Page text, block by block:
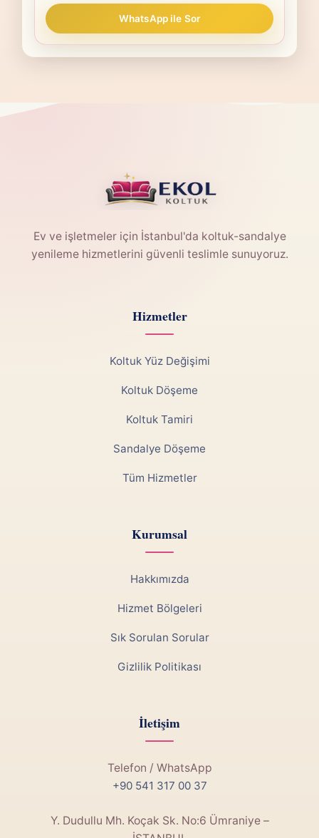
WhatsApp ile Sor
Ev ve işletmeler için İstanbul'da koltuk-sandalye
yenileme hizmetlerini güvenli teslimle sunuyoruz.
Hizmetler
Koltuk Yüz Değişimi
Koltuk Döşeme
Koltuk Tamiri
Sandalye Döşeme
Tüm Hizmetler
Kurumsal
Hakkımızda
Hizmet Bölgeleri
Sık Sorulan Sorular
Gizlilik Politikası
İletişim
Telefon / WhatsApp
+90 541 317 00 37
Y. Dudullu Mh. Koçak Sk. No:6 Ümraniye –